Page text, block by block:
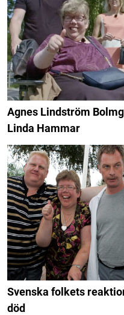
Agnes Lindström
Linda Hammar
Svenska folkets
död